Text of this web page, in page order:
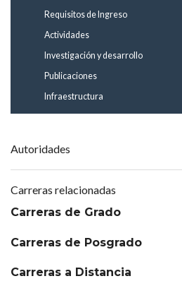
Requisitos de Ingreso
Actividades
Investigación y desarrollo
Publicaciones
Infraestructura
Autoridades
Carreras relacionadas
Carreras de Grado
Carreras de Posgrado
Carreras a Distancia